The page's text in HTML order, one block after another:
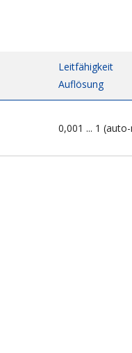
Leitfähigkeit
Auflösung
0,001 ... 1